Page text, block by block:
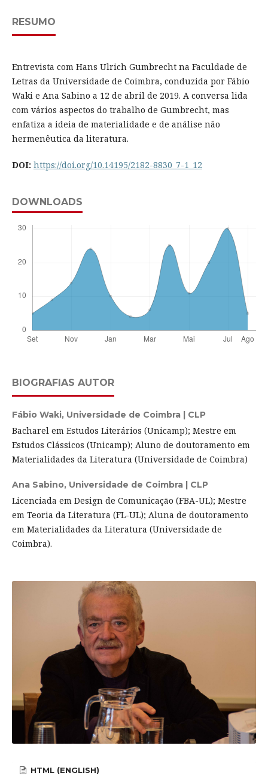
RESUMO
Entrevista com Hans Ulrich Gumbrecht na Faculdade de
Letras da Universidade de Coimbra, conduzida por Fábio
Waki e Ana Sabino a 12 de abril de 2019. A conversa lida
com vários aspectos do trabalho de Gumbrecht, mas
enfatiza a ideia de materialidade e de análise não
hermenêutica da literatura.
DOI: https://doi.org/10.14195/2182-8830_7-1_12
DOWNLOADS
BIOGRAFIAS AUTOR
Fábio Waki, Universidade de Coimbra | CLP
Bacharel em Estudos Literários (Unicamp); Mestre em
Estudos Clássicos (Unicamp); Aluno de doutoramento em
Materialidades da Literatura (Universidade de Coimbra)
Ana Sabino, Universidade de Coimbra | CLP
Licenciada em Design de Comunicação (FBA-UL); Mestre
em Teoria da Literatura (FL-UL); Aluna de doutoramento
em Materialidades da Literatura (Universidade de
Coimbra).
HTML (ENGLISH)